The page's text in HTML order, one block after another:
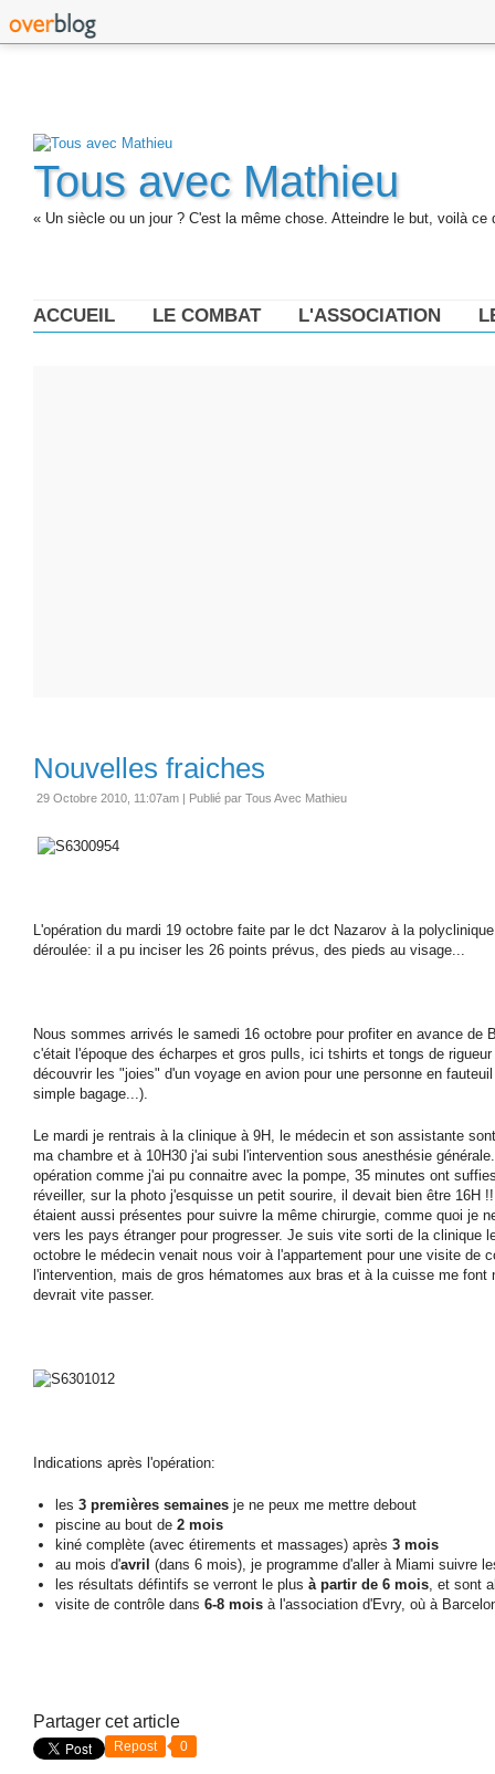
Tous avec Mathieu
« Un siècle ou un jour ? C'est la même chose. Atteindre le but, voilà ce
ACCUEIL LE COMBAT L'ASSOCIATION
Nouvelles fraiches
29 Octobre 2010, 11:07am | Publié par Tous Avec Mathieu
L'opération du mardi 19 octobre faite par le dct Nazarov à la
déroulée: il a pu inciser les 26 points prévus, des pieds au visage...
Nous sommes arrivés le samedi 16 octobre pour profiter en avance de
c'était l'époque des écharpes et gros pulls, ici tshirts et tongs de
découvrir les "joies" d'un voyage en avion pour une personne en
simple bagage...).
Le mardi je rentrais à la clinique à 9H, le médecin et son assistante
ma chambre et à 10H30 j'ai subi l'intervention sous anesthésie
opération comme j'ai pu connaitre avec la pompe, 35 minutes ont
réveiller, sur la photo j'esquisse un petit sourire, il devait bien être 16H
étaient aussi présentes pour suivre la même chirurgie, comme quoi je
vers les pays étranger pour progresser. Je suis vite sorti de la clinique
octobre le médecin venait nous voir à l'appartement pour une visite de
l'intervention, mais de gros hématomes aux bras et à la cuisse me
devrait vite passer.
Indications après l'opération:
les 3 premières semaines je ne peux me mettre debout
piscine au bout de 2 mois
kiné complète (avec étirements et massages) après 3 mois
au mois d'avril (dans 6 mois), je programme d'aller à Miami suivre
les résultats défintifs se verront le plus à partir de 6 mois , et sont
visite de contrôle dans 6-8 mois à l'association d'Evry, où à
Partager cet article
Repost 0